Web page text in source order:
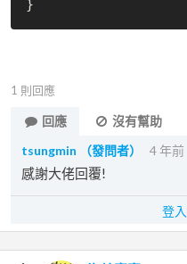
1 則回應
回應
沒有幫助
tsungmin
（發問者） 4 年前
感謝大佬回覆!
登